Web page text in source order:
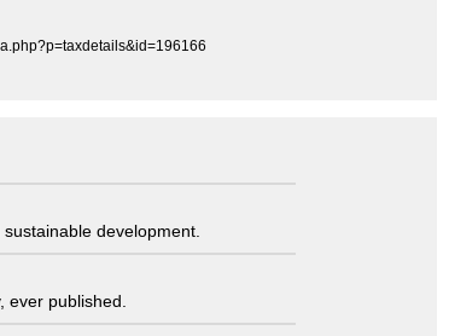
development.
ever published.